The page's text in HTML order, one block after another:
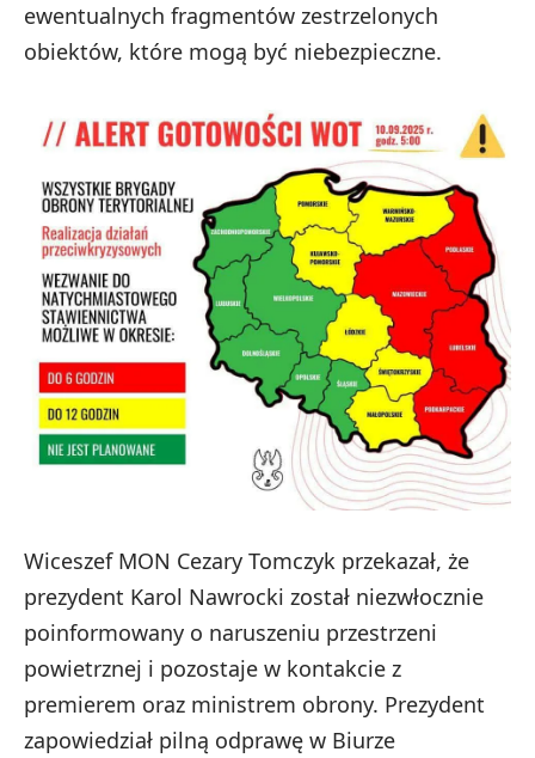
ewentualnych fragmentów zestrzelonych
obiektów, które mogą być niebezpieczne.
Wiceszef MON Cezary Tomczyk przekazał, że
prezydent Karol Nawrocki został niezwłocznie
poinformowany o naruszeniu przestrzeni
powietrznej i pozostaje w kontakcie z
premierem oraz ministrem obrony. Prezydent
zapowiedział pilną odprawę w Biurze